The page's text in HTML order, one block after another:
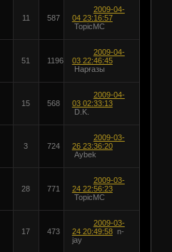
11 587
2009-04-
04 23:16:57
TopicMC
51 1196
2009-04-
03 22:46:45
Нарғазы
15 568
2009-04-
03 02:33:13
D.K.
3 724
2009-03-
26 23:36:20
Aybek
28 771
2009-03-
24 22:56:23
TopicMC
17 473
2009-03-
24 20:49:58 n-
jay